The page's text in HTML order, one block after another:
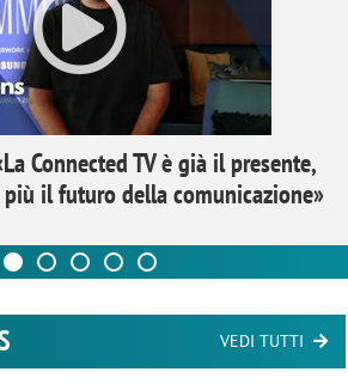
Connected TV è già il presente,
più il futuro della comunicazione»
VEDI TUTTI